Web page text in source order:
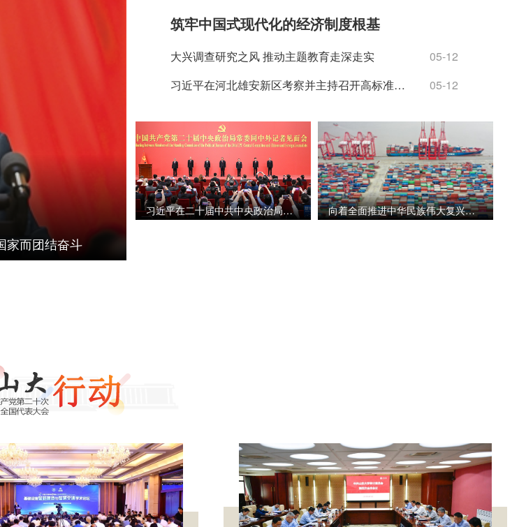
家而团结奋斗
筑牢中国式现代化的经济制度根基
大兴调查研究之风 推动主题教育走深走实
05-12
习近平在河北雄安新区考察并主持召开高标准高质量推进雄安新区建设座谈会
05-12
习近平在二十届中共中央政治局常委同中外记者见面时强调 始终... 向着全面推进中华民族伟大复兴奋勇前进——写在中国共产党第...